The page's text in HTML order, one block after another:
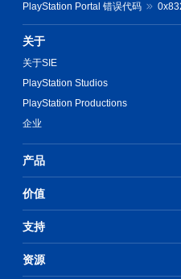
PlayStation Portal 错误代码
关于
关于SIE
PlayStation Studios
PlayStation Productions
企业
产品
价值
支持
资源